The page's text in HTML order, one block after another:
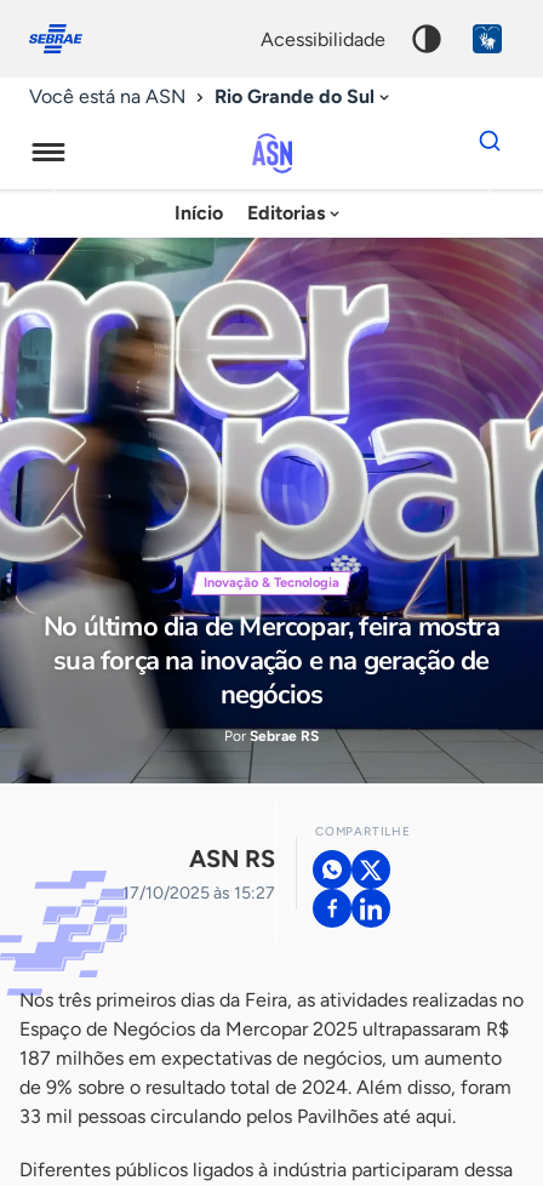
conosco
acessibilidade
Você está na ASN Rio Grande do Sul
Agência
Sebrae
de
Notícias
Início Editorias
Dados
para
chave
Inovação & Tecnologia
No último dia de Mercopar, feira mostra
sua força na inovação e na geração de
negócios
Por Sebrae RS
ASN RS
17/10/2025 às 15:27
COMPARTILHE
Nos três primeiros dias da Feira, as atividades realizadas no
Espaço de Negócios da Mercopar 2025 ultrapassaram R$
187 milhões em expectativas de negócios, um aumento
de 9% sobre o resultado total de 2024. Além disso, foram
33 mil pessoas circulando pelos Pavilhões até aqui.
Diferentes públicos ligados à indústria participaram dessa